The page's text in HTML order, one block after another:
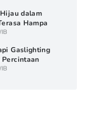
dalam
Hampa
Gaslighting